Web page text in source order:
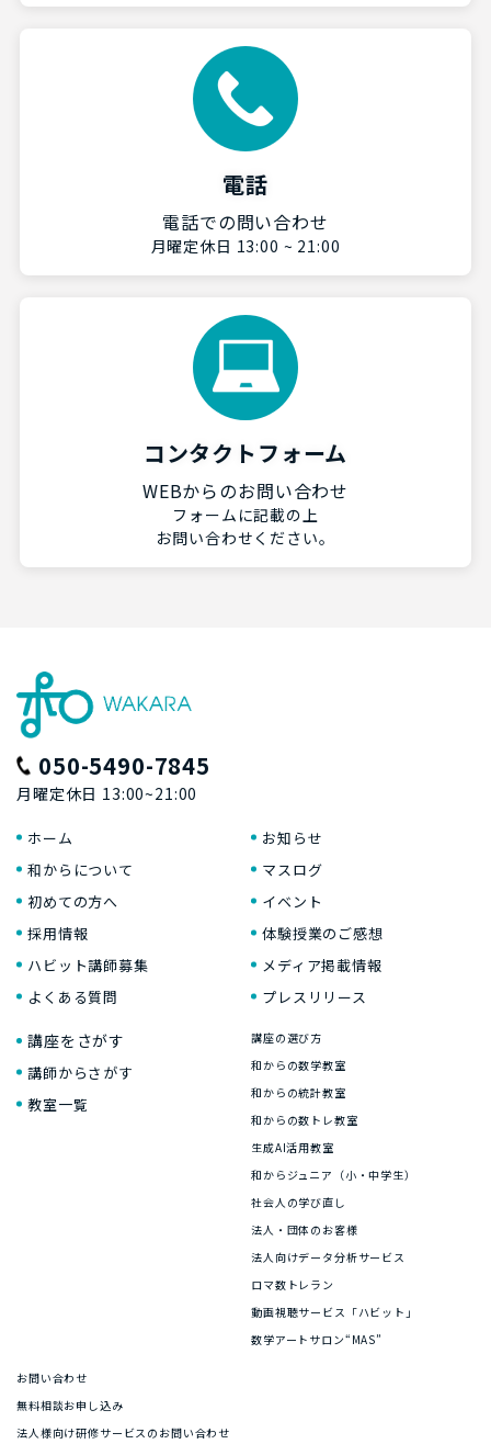
電話
電話での問い合わせ
月曜定休日 13:00 ~ 21:00
コンタクトフォーム
WEBからのお問い合わせ
フォームに記載の上
お問い合わせください。
050-5490-7845
月曜定休日 13:00~21:00
ホーム
和からについて
初めての方へ
採用情報
ハビット講師募集
よくある質問
お知らせ
マスログ
イベント
体験授業のご感想
メディア掲載情報
プレスリリース
講座をさがす
講師からさがす
教室一覧
講座の選び方
和からの数学教室
和からの統計教室
和からの数トレ教室
生成AI活用教室
和からジュニア（小・中学生）
社会人の学び直し
法人・団体のお客様
法人向けデータ分析サービス
ロマ数トレラン
動画視聴サービス「ハビット」
数学アートサロン“MAS”
お問い合わせ
無料相談お申し込み
法人様向け研修サービスのお問い合わせ